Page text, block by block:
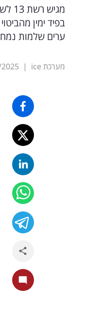
בפיד ימין
ערים שלמות
מערכת ice |